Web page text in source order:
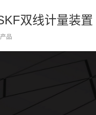
双线计量装
品